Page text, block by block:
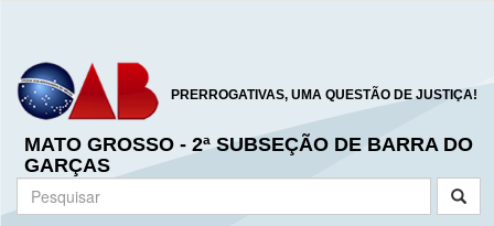
PRERROGATIVAS, UMA QUESTÃO DE JUSTIÇA!
MATO GROSSO - 2ª SUBSEÇÃO DE BARRA DO
GARÇAS